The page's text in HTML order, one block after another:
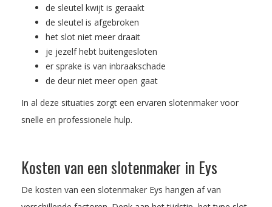
de sleutel kwijt is geraakt
de sleutel is afgebroken
het slot niet meer draait
je jezelf hebt buitengesloten
er sprake is van inbraakschade
de deur niet meer open gaat
In al deze situaties zorgt een ervaren slotenmaker voor
snelle en professionele hulp.
Kosten van een slotenmaker in Eys
De kosten van een slotenmaker Eys hangen af van